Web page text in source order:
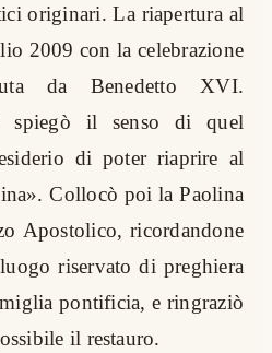
originari. La riapertura al
2009 con la celebrazione
da Benedetto XVI.
spiegò il senso di quel
di poter riaprire al
Collocò poi la Paolina
Apostolico, ricordandone
riservato di preghiera
pontificia, e ringraziò
il restauro.